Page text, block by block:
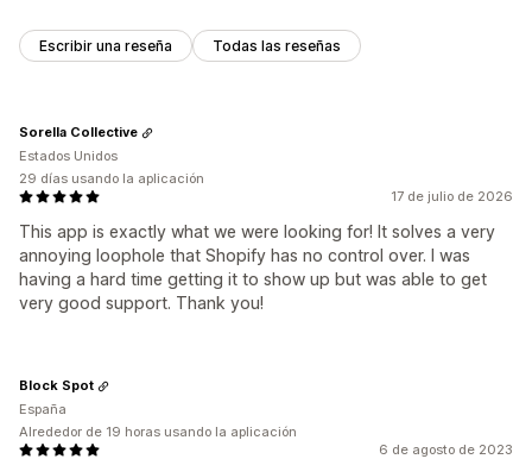
Escribir una reseña Todas las reseñas
17 de julio de 2026
This app is exactly what we were looking for! It solves a very
annoying loophole that Shopify has no control over. I was
having a hard time getting it to show up but was able to get
very good support. Thank you!
Sorella Collective
Estados Unidos
29 días usando la aplicación
6 de agosto de 2023
Block Spot
España
Alrededor de 19 horas usando la aplicación